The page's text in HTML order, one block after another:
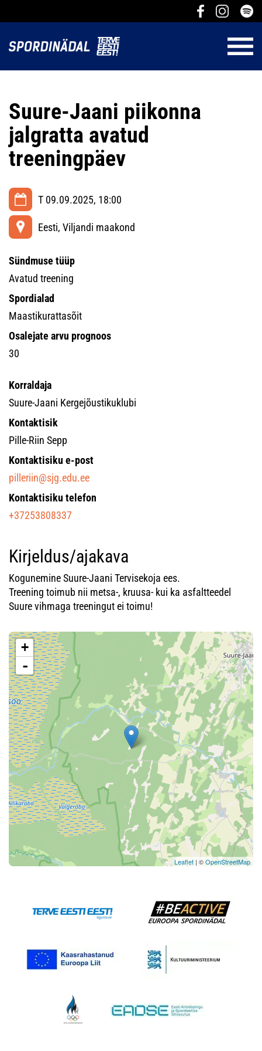
Suure-Jaani piikonna
jalgratta avatud
treeningpäev
T 09.09.2025, 18:00
Eesti, Viljandi maakond
Sündmuse tüüp
Avatud treening
Spordialad
Maastikurattasõit
Osalejate arvu prognoos
30
Korraldaja
Suure-Jaani Kergejõustikuklubi
Kontaktisik
Pille-Riin Sepp
Kontaktisiku e-post
pilleriin@sjg.edu.ee
Kontaktisiku telefon
+37253808337
Kirjeldus/ajakava
Kogunemine Suure-Jaani Tervisekoja ees.
Treening toimub nii metsa-, kruusa- kui ka asfaltteedel
Suure vihmaga treeningut ei toimu!
+
-
Leaflet | ©OpenStreetMap